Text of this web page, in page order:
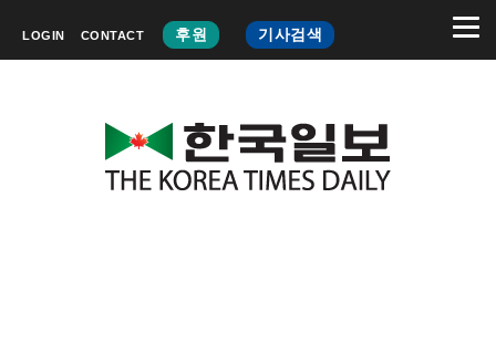
LOGIN CONTACT 후원 기사검색